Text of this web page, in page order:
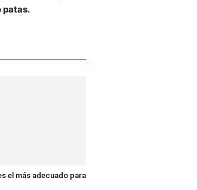
patas.
el más adecuado para